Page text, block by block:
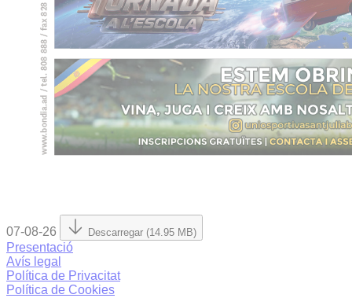
07-08-26 Descarregar (14.95 MB)
Presentació
Avís legal
Política de Privacitat
Política de Cookies